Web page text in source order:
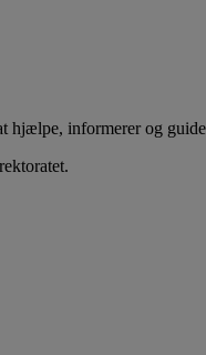
hjælpe, informerer og